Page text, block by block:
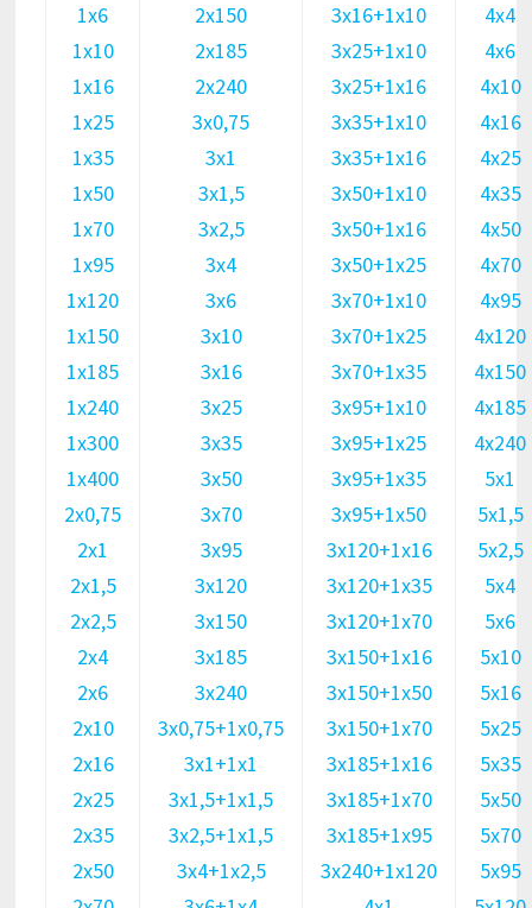
1х6
1х10
1х16
1х25
1х35
1х50
1х70
1х95
1х120
1х150
1х185
1х240
1х300
1х400
2х0,75
2х1
2х1,5
2х2,5
2х4
2х6
2х10
2х16
2х25
2х35
2х50
2х150
2х185
2х240
3х0,75
3х1
3х1,5
3х2,5
3х4
3х6
3х10
3х16
3х25
3х35
3х50
3х70
3х95
3х120
3х150
3х185
3х240
3х0,75+1х0,75
3х1+1х1
3х1,5+1х1,5
3х2,5+1х1,5
3х4+1х2,5
3х16+1х10
3х25+1х10
3х25+1х16
3х35+1х10
3х35+1х16
3х50+1х10
3х50+1х16
3х50+1х25
3х70+1х10
3х70+1х25
3х70+1х35
3х95+1х10
3х95+1х25
3х95+1х35
3х95+1х50
3х120+1х16
3х120+1х35
3х120+1х70
3х150+1х16
3х150+1х50
3х150+1х70
3х185+1х16
3х185+1х70
3х185+1х95
3х240+1х120
4х4
4х6
4х10
4х16
4х25
4х35
4х50
4х70
4х95
4х120
4х150
4х185
4х240
5х1
5х1,5
5х2,5
5х4
5х6
5х10
5х16
5х25
5х35
5х50
5х70
5х95